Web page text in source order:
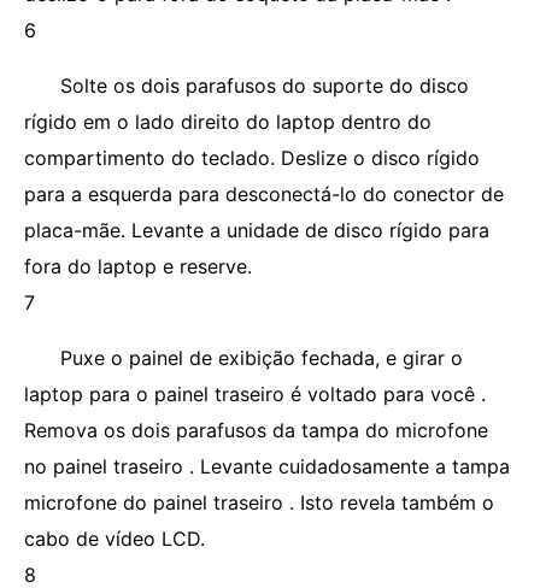
6
Solte os dois parafusos do suporte do disco
rígido em o lado direito do laptop dentro do
compartimento do teclado. Deslize o disco rígido
para a esquerda para desconectá-lo do conector de
placa-mãe. Levante a unidade de disco rígido para
fora do laptop e reserve.
7
Puxe o painel de exibição fechada, e girar o
laptop para o painel traseiro é voltado para você .
Remova os dois parafusos da tampa do microfone
no painel traseiro . Levante cuidadosamente a tampa
microfone do painel traseiro . Isto revela também o
cabo de vídeo LCD.
8